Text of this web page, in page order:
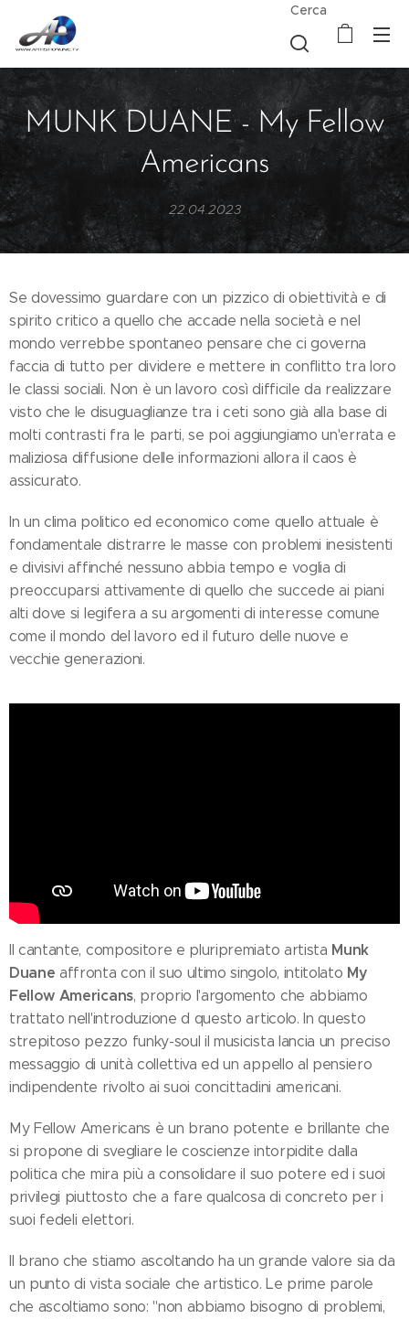
Cerca
MUNK DUANE - My Fellow
Americans
22.04.2023
Se dovessimo guardare con un pizzico di obiettività e di
spirito critico a quello che accade nella società e nel
mondo verrebbe spontaneo pensare che ci governa
faccia di tutto per dividere e mettere in conflitto tra loro
le classi sociali. Non è un lavoro così difficile da realizzare
visto che le disuguaglianze tra i ceti sono già alla base di
molti contrasti fra le parti, se poi aggiungiamo un'errata e
maliziosa diffusione delle informazioni allora il caos è
assicurato.
In un clima politico ed economico come quello attuale è
fondamentale distrarre le masse con problemi inesistenti
e divisivi affinché nessuno abbia tempo e voglia di
preoccuparsi attivamente di quello che succede ai piani
alti dove si legifera a su argomenti di interesse comune
come il mondo del lavoro ed il futuro delle nuove e
vecchie generazioni.
Il cantante, compositore e pluripremiato artista Munk
Duane affronta con il suo ultimo singolo, intitolato My
Fellow Americans, proprio l'argomento che abbiamo
trattato nell'introduzione d questo articolo. In questo
strepitoso pezzo funky-soul il musicista lancia un preciso
messaggio di unità collettiva ed un appello al pensiero
indipendente rivolto ai suoi concittadini americani.
My Fellow Americans è un brano potente e brillante che
si propone di svegliare le coscienze intorpidite dalla
politica che mira più a consolidare il suo potere ed i suoi
privilegi piuttosto che a fare qualcosa di concreto per i
suoi fedeli elettori.
Il brano che stiamo ascoltando ha un grande valore sia da
un punto di vista sociale che artistico. Le prime parole
che ascoltiamo sono: "non abbiamo bisogno di problemi,